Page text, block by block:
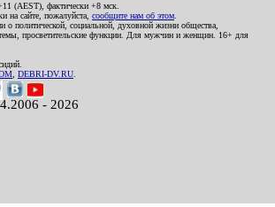
(AEST), фактически +8 мск.
сайте, пожалуйста, сообщите нам об этом
о политической, социальной, духовной жизни общества,
просветительские функции. Для мужчин и женщин. 16+ для
DEBRI-DV.RU
- 2026